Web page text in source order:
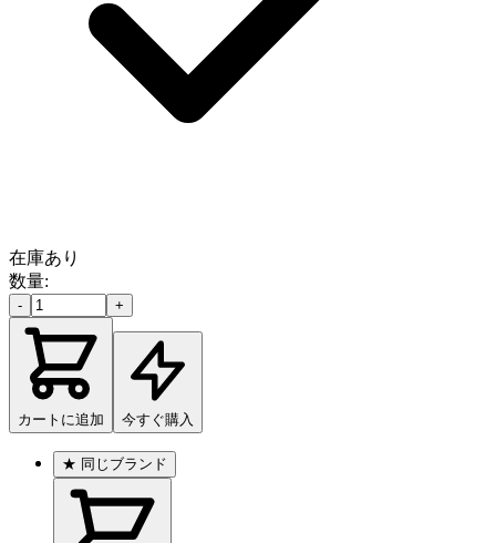
在庫あり
数量:
- +
カートに追加 今すぐ購入
★ 同じブランド